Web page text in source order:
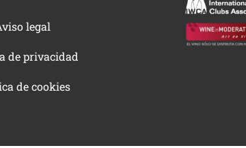
legal
de privacidad
de cookies